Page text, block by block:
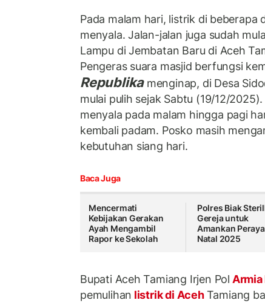
Pada malam hari, listrik di beberapa
menyala. Jalan-jalan juga sudah
Lampu di Jembatan Baru di Aceh
Pengeras suara masjid berfungsi
Republikamenginap, di Desa
mulai pulih sejak Sabtu (19/12/
menyala pada malam hingga pagi
kembali padam. Posko masih
kebutuhan siang hari.
Baca Juga
Mencermati
Kebijakan Gerakan
Ayah Mengambil
Rapor ke Sekolah
Polres Biak
Gereja untuk
Amankan
Natal 2025
Bupati Aceh Tamiang Irjen Pol Armia
pemulihan listrik di AcehTamiang